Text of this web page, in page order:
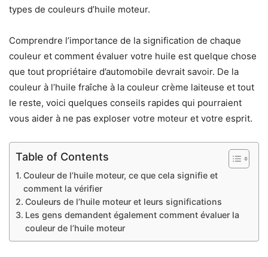
types de couleurs d’huile moteur.
Comprendre l’importance de la signification de chaque
couleur et comment évaluer votre huile est quelque chose
que tout propriétaire d’automobile devrait savoir. De la
couleur à l’huile fraîche à la couleur crème laiteuse et tout
le reste, voici quelques conseils rapides qui pourraient
vous aider à ne pas exploser votre moteur et votre esprit.
Table of Contents
Couleur de l’huile moteur, ce que cela signifie et
comment la vérifier
Couleurs de l’huile moteur et leurs significations
Les gens demandent également comment évaluer la
couleur de l’huile moteur